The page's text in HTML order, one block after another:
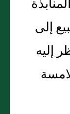
إلى
إليه